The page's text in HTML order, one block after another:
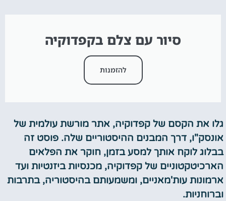
סיור עם צלם בקפדוקיה
להזמנות
גלו את הקסם של קפדוקיה, אתר מורשת עולמית של
אונסק"ו, דרך המבנים ההיסטוריים שלה. פוסט זה
בבלוג לוקח אותך למסע בזמן, חוקר את הפלאים
הארכיטקטוניים של קפדוקיה, מכנסיות ביזנטיות ועד
ארמונות עות'מאניים, ומשמעותם בהיסטוריה, בתרבות
וברוחניות.